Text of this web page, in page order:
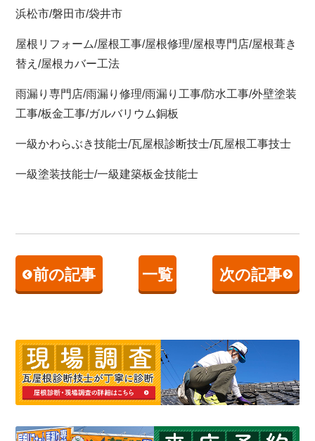
浜松市/磐田市/袋井市
屋根リフォーム/屋根工事/屋根修理/屋根専門店/屋根葺き
替え/屋根カバー工法
雨漏り専門店/雨漏り修理/雨漏り工事/防水工事/外壁塗装
工事/板金工事/ガルバリウム銅板
一級かわらぶき技能士/瓦屋根診断技士/瓦屋根工事技士
一級塗装技能士/一級建築板金技能士
前の記事 一覧 次の記事